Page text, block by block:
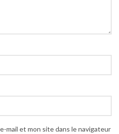
mail et mon site dans le navigateur